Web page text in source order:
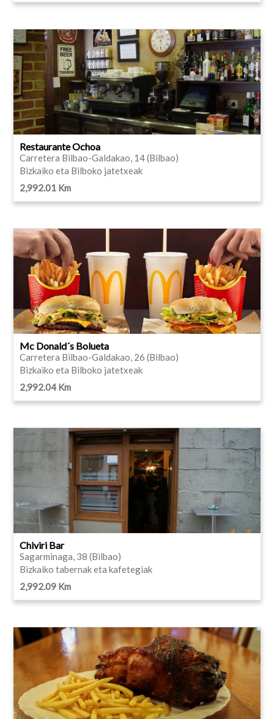
Restaurante Ochoa
Carretera Bilbao-Galdakao, 14 (Bilbao)
Bizkaiko eta Bilboko jatetxeak
2,992.01 Km
Mc Donald´s Bolueta
Carretera Bilbao-Galdakao, 26 (Bilbao)
Bizkaiko eta Bilboko jatetxeak
2,992.04 Km
Chiviri Bar
Sagarminaga, 38 (Bilbao)
Bizkaiko tabernak eta kafetegiak
2,992.09 Km